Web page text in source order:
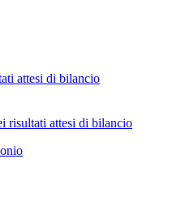
attesi di bilancio
risultati attesi di bilancio